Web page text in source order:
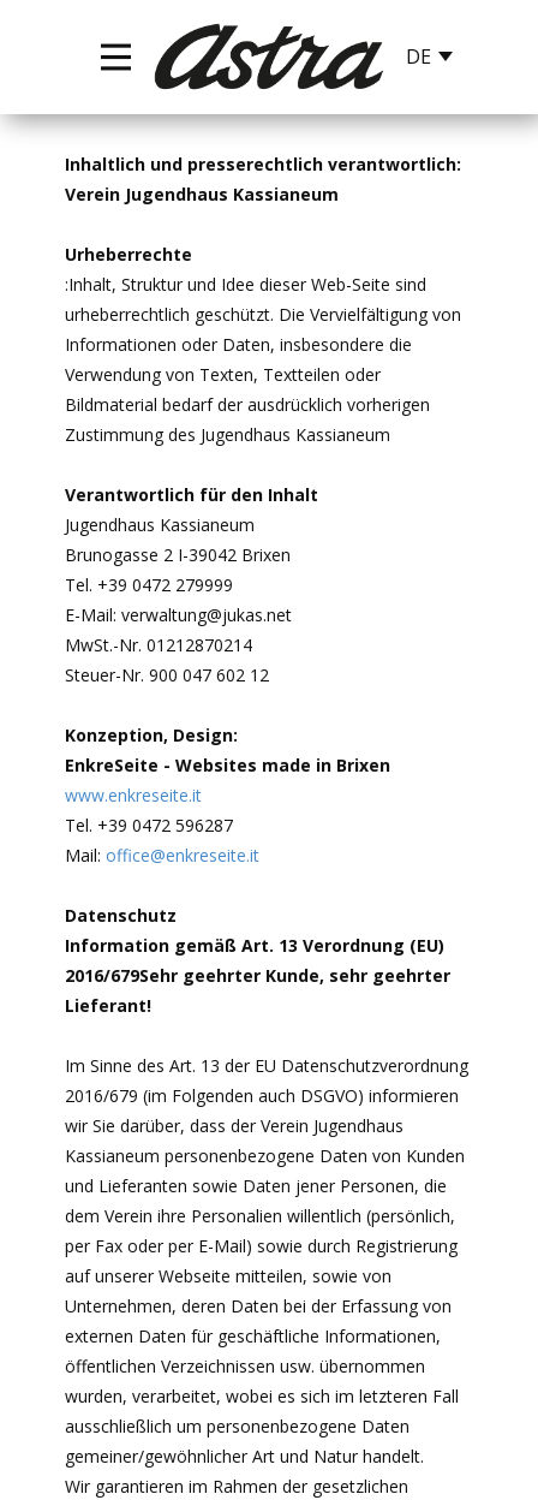
Inhaltlich und presserechtlich verantwortlich:
Verein Jugendhaus Kassianeum
Urheberrechte
:Inhalt, Struktur und Idee dieser Web-Seite sind
urheberrechtlich geschützt. Die Vervielfältigung von
Informationen oder Daten, insbesondere die
Verwendung von Texten, Textteilen oder
Bildmaterial bedarf der ausdrücklich vorherigen
Zustimmung des Jugendhaus Kassianeum
Verantwortlich für den Inhalt
Jugendhaus Kassianeum
Brunogasse 2 I-39042 Brixen
Tel. +39 0472 279999
E-Mail: verwaltung@jukas.net
MwSt.-Nr. 01212870214
Steuer-Nr. 900 047 602 12
Konzeption, Design:
EnkreSeite - Websites made in Brixen
www.enkreseite.it
Tel. +39 0472 596287
Mail: office@enkreseite.it
Datenschutz
Information gemäß Art. 13 Verordnung (EU)
2016/679Sehr geehrter Kunde, sehr geehrter
Lieferant!
Im Sinne des Art. 13 der EU Datenschutzverordnung
2016/679 (im Folgenden auch DSGVO) informieren
wir Sie darüber, dass der Verein Jugendhaus
Kassianeum personenbezogene Daten von Kunden
und Lieferanten sowie Daten jener Personen, die
dem Verein ihre Personalien willentlich (persönlich,
per Fax oder per E-Mail) sowie durch Registrierung
auf unserer Webseite mitteilen, sowie von
Unternehmen, deren Daten bei der Erfassung von
externen Daten für geschäftliche Informationen,
öffentlichen Verzeichnissen usw. übernommen
wurden, verarbeitet, wobei es sich im letzteren Fall
ausschließlich um personenbezogene Daten
gemeiner/gewöhnlicher Art und Natur handelt.
Wir garantieren im Rahmen der gesetzlichen